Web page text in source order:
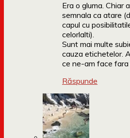
Era o gluma. Chiar
semnala ca atare
capul cu
celorlalti).
Sunt mai multe
cauza etichetelor.
ce ne-am face fara
Răspunde